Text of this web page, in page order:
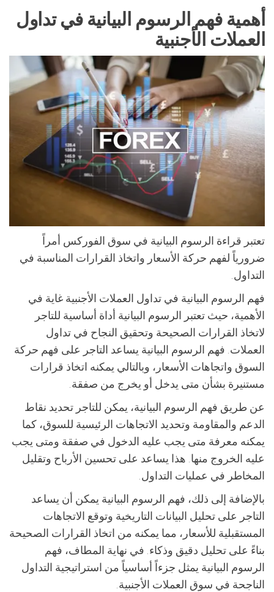
أهمية فهم الرسوم البيانية في تداول
العملات الأجنبية
تعتبر قراءة الرسوم البيانية في سوق الفوركس أمراً
ضرورياً لفهم حركة الأسعار واتخاذ القرارات المناسبة في
التداول.
فهم الرسوم البيانية في تداول العملات الأجنبية غاية في
الأهمية، حيث تعتبر الرسوم البيانية أداة أساسية للتاجر
لاتخاذ القرارات الصحيحة وتحقيق النجاح في تداول
العملات. فهم الرسوم البيانية يساعد التاجر على فهم حركة
السوق واتجاهات الأسعار، وبالتالي يمكنه اتخاذ قرارات
مستنيرة بشأن متى يدخل أو يخرج من صفقة.
عن طريق فهم الرسوم البيانية، يمكن للتاجر تحديد نقاط
الدعم والمقاومة وتحديد الاتجاهات الرئيسية للسوق، كما
يمكنه معرفة متى يجب عليه الدخول في صفقة ومتى يجب
عليه الخروج منها. هذا يساعد على تحسين الأرباح وتقليل
المخاطر في عمليات التداول.
بالإضافة إلى ذلك، فهم الرسوم البيانية يمكن أن يساعد
التاجر على تحليل البيانات التاريخية وتوقع الاتجاهات
المستقبلية للأسعار، مما يمكنه من اتخاذ القرارات الصحيحة
بناءً على تحليل دقيق وذكاء. في نهاية المطاف، فهم
الرسوم البيانية يمثل جزءاً أساسياً من استراتيجية التداول
الناجحة في سوق العملات الأجنبية.